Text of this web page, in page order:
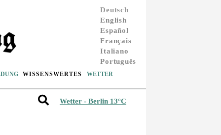
Deutsch
English
Español
Français
Italiano
Português
WISSENSWERTES WETTER
Wetter - Berlin 13°C